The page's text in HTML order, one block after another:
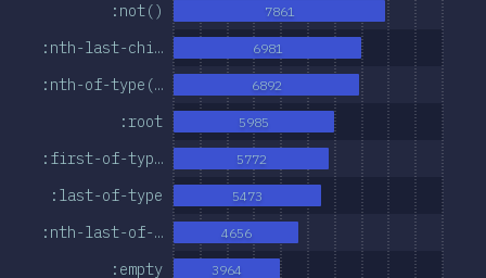
:empty
:nth-last-of-…
:last-of-type
:first-of-typ…
:root
:nth-of-type(…
:nth-last-chi…
:not()
3964
4656
5473
5772
5985
6892
6981
7861